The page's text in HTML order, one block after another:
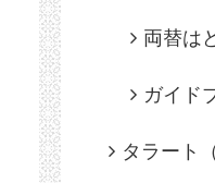
両替は
ガイド
タラート